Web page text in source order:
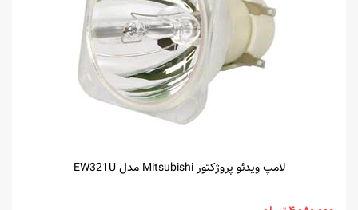
لامپ ویدئو پروژکتور Mitsubishi مدل EW321U